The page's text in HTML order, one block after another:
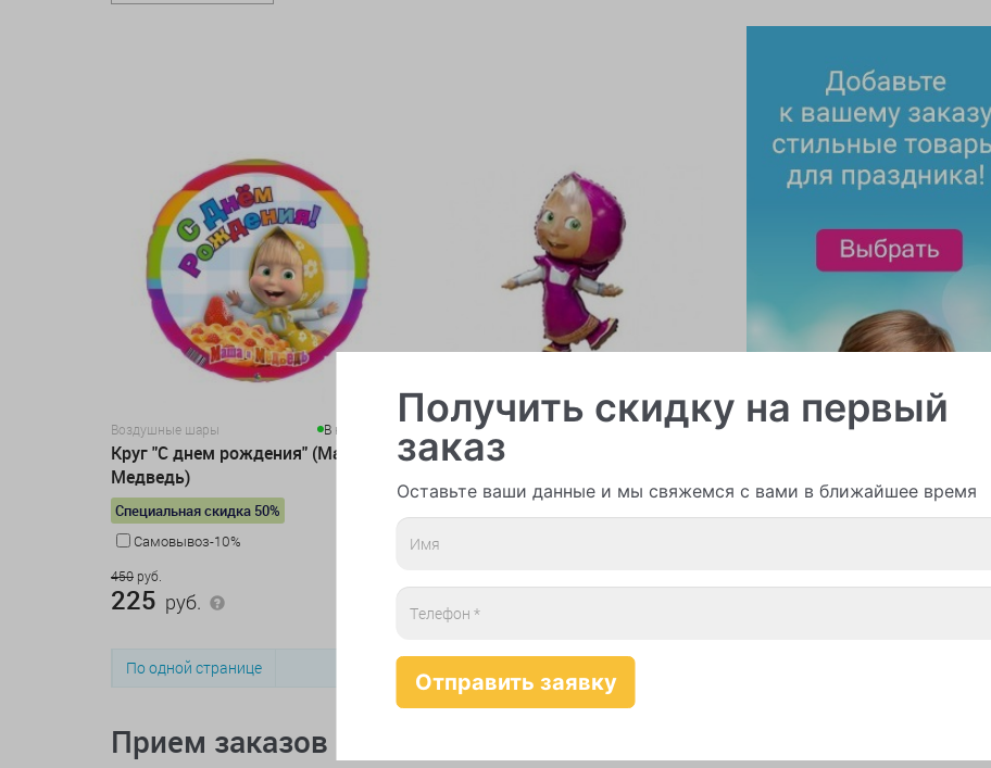
Воздушные шары В наличии 8
Круг "С днем рождения" (Маша и
Медведь)
Специальная скидка 50%
Самовывоз-10%
450 руб.
225 руб.
Воздушные шары В наличии 8
Маша
916 руб.
По одной странице
Прием заказов по телефонам
Получить скидку на первый
заказ
Оставьте ваши данные и мы свяжемся с вами в ближайшее время